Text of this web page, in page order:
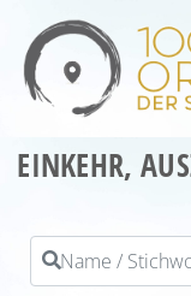
EINKEHR,
Name / Stichwort